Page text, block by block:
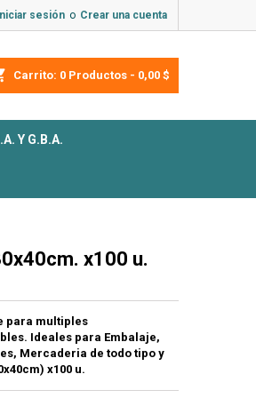
Iniciar sesión o Crear una cuenta
Carrito: 0 Productos - 0,00 $
Y G.B.A.
x100 u.
para multiples
Ideales para Embalaje,
Mercaderia de todo tipo y
x100 u.